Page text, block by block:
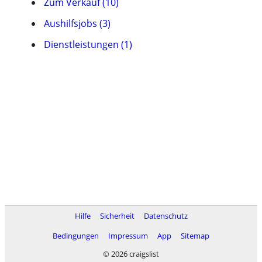
Aushilfsjobs (3)
Dienstleistungen (1)
Hilfe Sicherheit
Datenschutz
Bedingungen
Impressum App
Sitemap
© 2026 craigslist